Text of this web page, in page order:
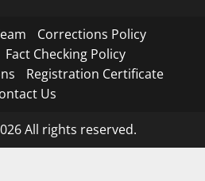
Corrections Policy
Fact Checking Policy
Registration Certificate
Us
All rights reserved.